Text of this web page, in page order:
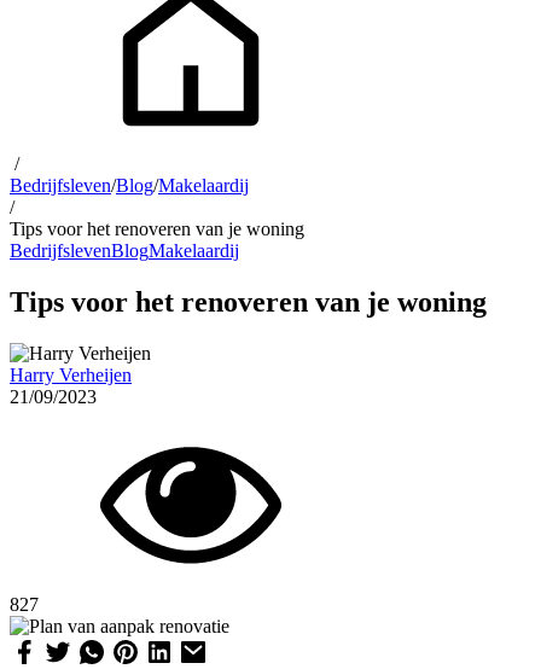
/
Bedrijfsleven/Blog/Makelaardij
/
Tips voor het renoveren van je woning
BedrijfslevenBlogMakelaardij
Tips voor het renoveren van je woning
Harry Verheijen
21/09/2023
827